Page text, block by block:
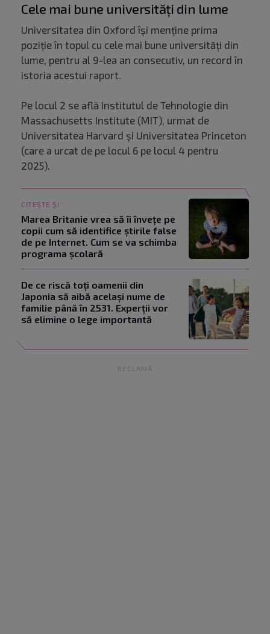
Cele mai bune universități din lume
Universitatea din Oxford își menține prima
poziție în topul cu cele mai bune universități din
lume, pentru al 9-lea an consecutiv, un record în
istoria acestui raport.
Pe locul 2 se află Institutul de Tehnologie din
Massachusetts Institute (MIT), urmat de
Universitatea Harvard și Universitatea Princeton
(care a urcat de pe locul 6 pe locul 4 pentru
2025).
CITEȘTE ȘI
Marea Britanie vrea să îi învețe pe
copii cum să identifice știrile false
de pe Internet. Cum se va schimba
programa școlară
De ce riscă toți oamenii din
Japonia să aibă același nume de
familie până în 2531. Experții vor
să elimine o lege importantă
RECLAMĂ